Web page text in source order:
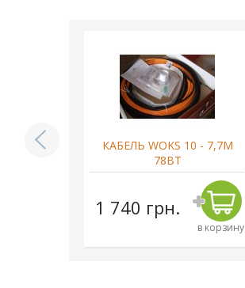
- 200М
КАБЕЛЬ WOKS 10 - 7,7М
78ВТ
1 740 грн.
в корзину